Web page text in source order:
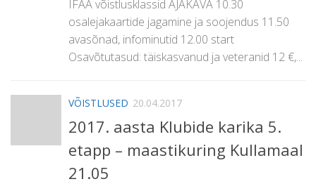
IFAA võistlusklassid AJAKAVA 10.30
osalejakaartide jagamine ja soojendus 11.50
avasõnad, infominutid 12.00 start
Osavõtutasud: täiskasvanud ja veteranid 12 €,...
VÕISTLUSED 20.04.2017
2017. aasta Klubide karika 5.
etapp – maastikuring Kullamaal
21.05